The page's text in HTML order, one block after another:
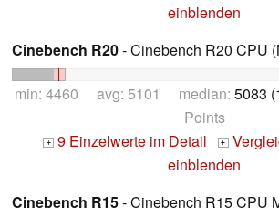
einblenden
Cinebench R20- Cinebench R20 CPU
min: 4460 avg: 5101 median: 5083
Points
+ 9 Einzelwerte im Detail +
einblenden
Cinebench R15- Cinebench R15 CPU